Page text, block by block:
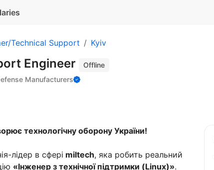
Technical Support Kyiv
Engineer
Offline
Manufacturers
технологічну оборону України!
лідер в сфері miltech, яка робить реальний
«Інженер з технічної підтримки (Linux)».